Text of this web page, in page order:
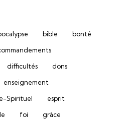
bible
bonté
difficultés
dons
enseignement
Spirituel
esprit
foi
grâce